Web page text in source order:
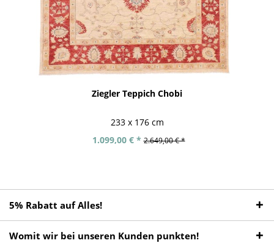
Ziegler Teppich Chobi
233 x 176 cm
1.099,00 € * 2.649,00 € *
5% Rabatt auf Alles!
Womit wir bei unseren Kunden punkten!